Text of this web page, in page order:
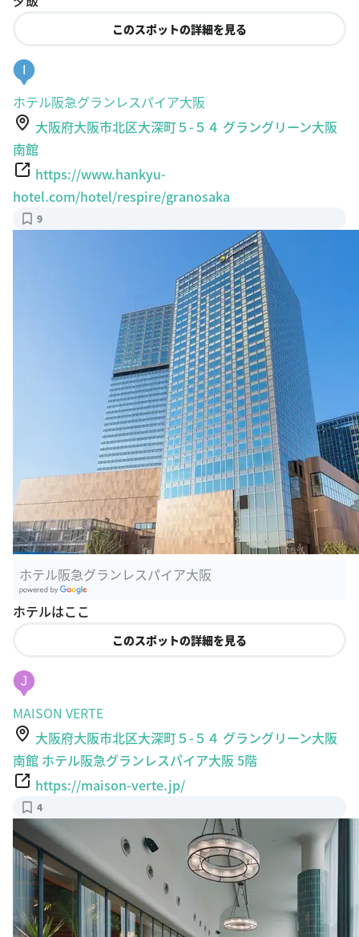
このスポットの詳細を見る
I
ホテル阪急グランレスパイア大阪
大阪府大阪市北区大深町５-５４ グラングリーン大阪
南館
https://www.hankyu-
hotel.com/hotel/respire/granosaka
9
ホテル阪急グランレスパイア大阪
oogle Plac
ホテルはここ
このスポットの詳細を見る
J
MAISON VERTE
大阪府大阪市北区大深町５-５４ グラングリーン大阪
南館 ホテル阪急グランレスパイア大阪 5階
https://maison-verte.jp/
4